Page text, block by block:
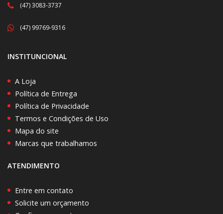
(47) 3083-3737
(47) 99769-9316
INSTITUNCIONAL
A Loja
Política de Entrega
Política de Privacidade
Termos e Condições de Uso
Mapa do site
Marcas que trabalhamos
ATENDIMENTO
Entre em contato
Solicite um orçamento